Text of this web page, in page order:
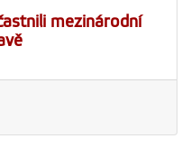
mezinárodní